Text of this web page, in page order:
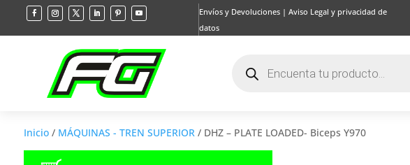
Envíos y Devoluciones| Aviso Legal y privacidad de
datos
productos
Inicio/ MÁQUINAS - TREN SUPERIOR/ DHZ – PLATE LOADED- Biceps Y970